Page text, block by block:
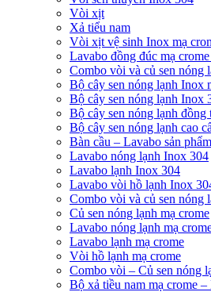
Vòi xịt
Xả tiểu nam
Vòi xịt vệ sinh Inox mạ
Lavabo đồng đúc mạ
Combo vòi và củ sen nóng
Bộ cây sen nóng lạnh Inox
Bộ cây sen nóng lạnh Inox
Bộ cây sen nóng lạnh đồng
Bộ cây sen nóng lạnh cao
Bàn cầu – Lavabo sản
Lavabo nóng lạnh Inox 304
Lavabo lạnh Inox 304
Lavabo vòi hồ lạnh Inox
Combo vòi và củ sen nóng
Củ sen nóng lạnh mạ crome
Lavabo nóng lạnh mạ
Lavabo lạnh mạ crome
Vòi hồ lạnh mạ crome
Combo vòi – Củ sen nóng
Bộ xả tiều nam mạ crome